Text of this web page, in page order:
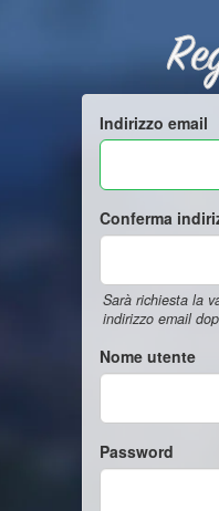
Indirizzo email
Conferma
Sarà richiesta la
indirizzo email
Nome utente
Password